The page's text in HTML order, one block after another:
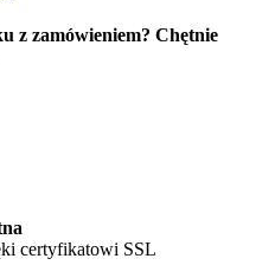
z zamówieniem? Chętnie
certyfikatowi SSL